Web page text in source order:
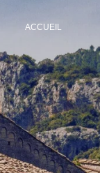
ACCUEIL